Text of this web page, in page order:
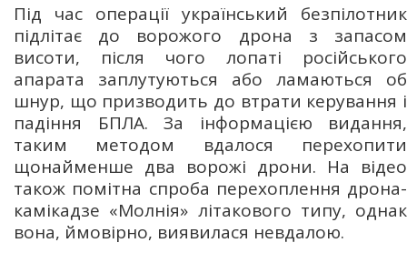
Під час операції український безпілотник
підлітає до ворожого дрона з запасом
висоти, після чого лопаті російського
апарата заплутуються або ламаються об
шнур, що призводить до втрати керування і
падіння БПЛА. За інформацією видання,
таким методом вдалося перехопити
щонайменше два ворожі дрони. На відео
також помітна спроба перехоплення дрона-
камікадзе «Молнія» літакового типу, однак
вона, ймовірно, виявилася невдалою.